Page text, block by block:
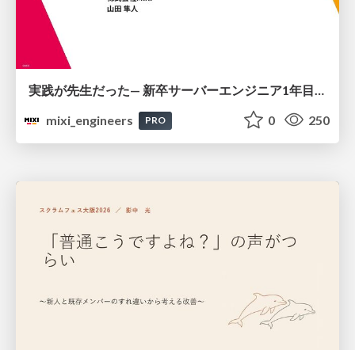
mixi_engineers
PRO 0 250